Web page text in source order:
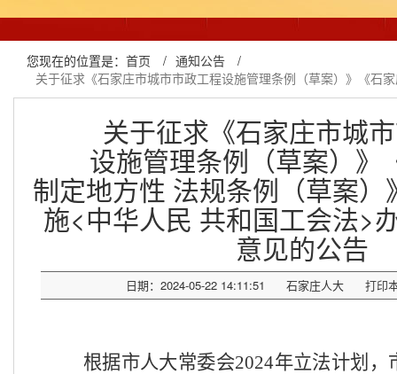
您现在的位置是： 首页 / 通知公告
/
关于征求《石家庄市城市市政工程设施管理条例（草案）》《石
关于征求《石家庄市城
设施管理条例（草案）》
制定地方性 法规条例（草案
施<中华人民 共和国工会法>
意见的公告
日期：2024-05-22 14:11:51 石家庄人大 打印
根据市人大常委会2024年立法计划